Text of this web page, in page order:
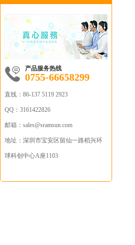
产品服务热线
0755-66658299
直线： 86-137 5119 2923
QQ： 3161422826
邮箱：sales@sramsun.com
地址： 深圳市宝安区留仙一路稻兴环
球科创中心A座1103